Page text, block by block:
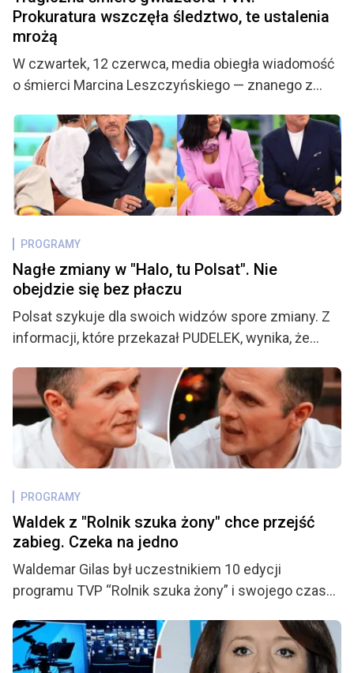
Prokuratura wszczęła śledztwo, te ustalenia
mrożą
W czwartek, 12 czerwca, media obiegła wiadomość
o śmierci Marcina Leszczyńskiego — znanego z
piłkarskiej w barwach LKS Drama Zbrosławice.
Tragiczna informacja wstrząsnęła nie tylko rodziną i
przyjaciółmi, ale także licznymi fanami, którzy z
niepokojem śledzą każdy nowy szczegół mogący
rzucić światło na okoliczności jego nagłego
odejścia. Jak się okazuje, sprawą zajęła się
Prokuratura Rejonowa w Zabrzu, a kulisy śmierci 31-
latka mogą być znacznie bardziej niepokojące, niż
początkowo przypuszczano.
PROGRAMY
Nagłe zmiany w "Halo, tu Polsat". Nie
obejdzie się bez płaczu
Polsat szykuje dla swoich widzów spore zmiany. Z
informacji, które przekazał PUDELEK, wynika, że
prowadzących, a do ekipy najprawdopodobniej
dołączy nowa osoba. Fani mogą być zaskoczeni.
PROGRAMY
Waldek z "Rolnik szuka żony" chce przejść
zabieg. Czeka na jedno
Waldemar Gilas był uczestnikiem 10 edycji
programu TVP “Rolnik szuka żony” i swojego czasu
wydarzeniach z finału znowu było o nim głośno,
kiedy to związał się z kandydatką, którą wcześniej